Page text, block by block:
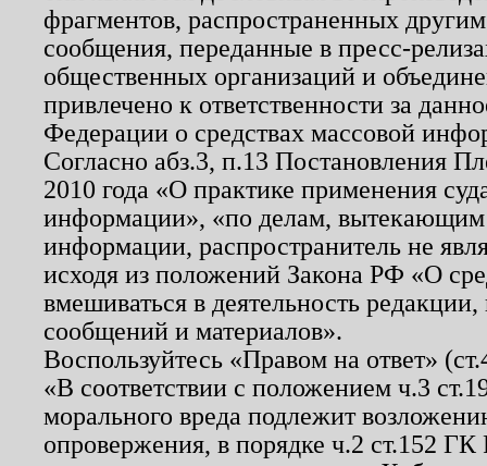
фрагментов, распространенных
сообщения, переданные в пресс-
общественных организаций и
привлечено к ответственности за
Федерации о средствах массовой
Согласно абз.3, п.13 Постановления
2010 года «О практике применения
информации», «по делам, вытекающим
информации, распространитель не
исходя из положений Закона РФ «О
вмешиваться в деятельность
сообщений и материалов».
Воспользуйтесь «Правом на ответ»
«В соответствии с положением ч.3
морального вреда подлежит
опровержения, в порядке ч.2 ст.152